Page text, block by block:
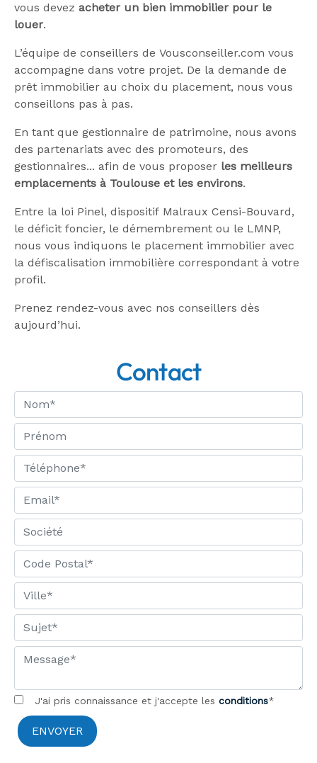
vous devez acheter un bien immobilier pour le
louer.
L’équipe de conseillers de Vousconseiller.com vous
accompagne dans votre projet. De la demande de
prêt immobilier au choix du placement, nous vous
conseillons pas à pas.
En tant que gestionnaire de patrimoine, nous avons
des partenariats avec des promoteurs, des
gestionnaires... afin de vous proposer les meilleurs
emplacements à Toulouse et les environs.
Entre la loi Pinel, dispositif Malraux Censi-Bouvard,
le déficit foncier, le démembrement ou le LMNP,
nous vous indiquons le placement immobilier avec
la défiscalisation immobilière correspondant à votre
profil.
Prenez rendez-vous avec nos conseillers dès
aujourd’hui.
Contact
J'ai pris connaissance et j'accepte les conditions*
ENVOYER